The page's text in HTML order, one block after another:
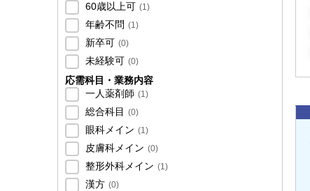
60歳以上可 (1)
年齢不問 (1)
新卒可 (0)
未経験可 (0)
応需科目・業務内容
一人薬剤師 (1)
総合科目 (0)
眼科メイン (1)
皮膚科メイン (0)
整形外科メイン (1)
漢方 (0)